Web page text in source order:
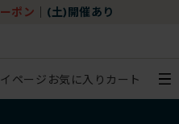
ポン (土)開催あり
ページ お気に入り カート